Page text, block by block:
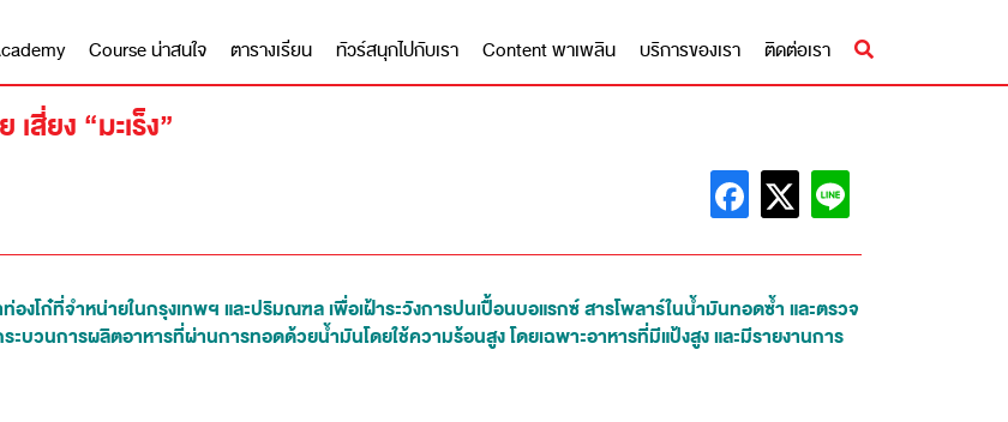
Course น่าสนใจ ตารางเรียน ทัวร์สนุกไปกับเรา Content พาเพลิน บริการของเรา ติดต่อเรา
สี่ยง “มะเร็ง”
โก๋ที่จำหน่ายในกรุงเทพฯ และปริมณฑล เพื่อเฝ้าระวังการปนเปื้อนบอแรกซ์ สารโพลาร์ในน้ำมันทอดซ้ำ และตรวจ
บวนการผลิตอาหารที่ผ่านการทอดด้วยน้ำมันโดยใช้ความร้อนสูง โดยเฉพาะอาหารที่มีแป้งสูง และมีรายงานการ